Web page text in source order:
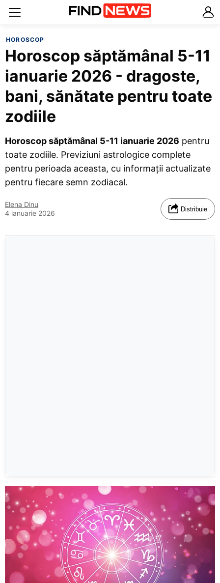
HOROSCOP
Horoscop săptămânal 5-11
ianuarie 2026 - dragoste,
bani, sănătate pentru toate
zodiile
Horoscop săptămânal 5-11 ianuarie 2026 pentru
toate zodiile. Previziuni astrologice complete
pentru perioada aceasta, cu informații actualizate
pentru fiecare semn zodiacal.
Elena Dinu
4 ianuarie 2026
Distribuie